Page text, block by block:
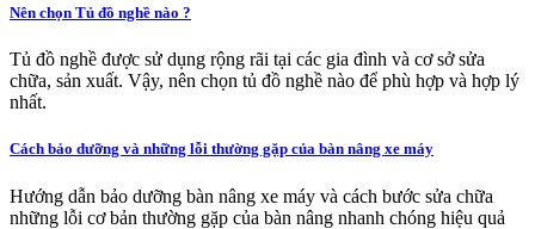
Nên chọn Tủ đồ nghề nào ?
Tủ đồ nghề được sử dụng rộng rãi tại các gia đình và cơ sở sửa
chữa, sản xuất. Vậy, nên chọn tủ đồ nghề nào để phù hợp và hợp lý
nhất.
Cách bảo dưỡng và những lỗi thường gặp của bàn nâng xe máy
Hướng dẫn bảo dưỡng bàn nâng xe máy và cách bước sửa chữa
những lỗi cơ bản thường gặp của bàn nâng nhanh chóng hiệu quả